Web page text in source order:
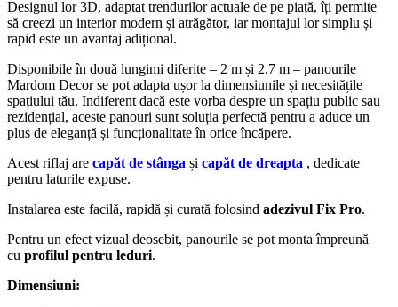
Designul lor 3D, adaptat trendurilor actuale de pe piață, îți permite
să creezi un interior modern și atrăgător, iar montajul lor simplu și
rapid este un avantaj adițional.
Disponibile în două lungimi diferite – 2 m și 2,7 m – panourile
Mardom Decor se pot adapta ușor la dimensiunile și necesitățile
spațiului tău. Indiferent dacă este vorba despre un spațiu public sau
rezidențial, aceste panouri sunt soluția perfectă pentru a aduce un
plus de eleganță și funcționalitate în orice încăpere.
Acest riflaj are capăt de stânga și capăt de dreapta , dedicate
pentru laturile expuse.
Instalarea este facilă, rapidă și curată folosind adezivul Fix Pro.
Pentru un efect vizual deosebit, panourile se pot monta împreună
cu profilul pentru leduri.
Dimensiuni: